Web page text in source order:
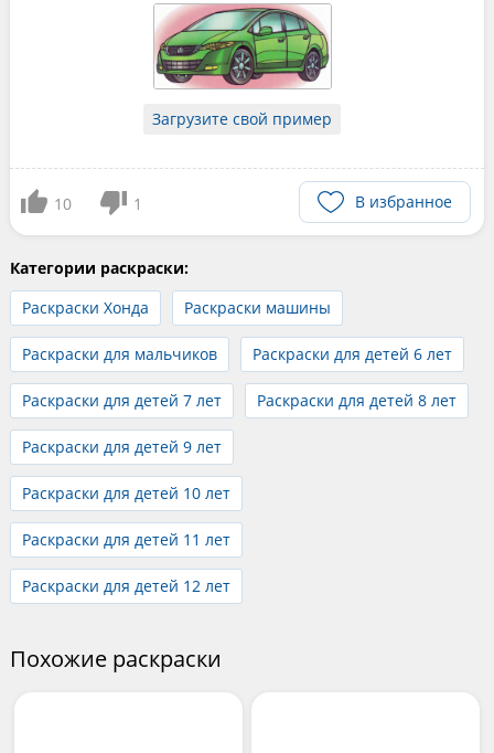
Загрузите свой пример
10 1 В избранное
Категории раскраски:
Раскраски Хонда
Раскраски машины
Раскраски для мальчиков Раскраски для детей 6 лет
Раскраски для детей 7 лет Раскраски для детей 8 лет
Раскраски для детей 9 лет
Раскраски для детей 10 лет
Раскраски для детей 11 лет
Раскраски для детей 12 лет
Похожие раскраски